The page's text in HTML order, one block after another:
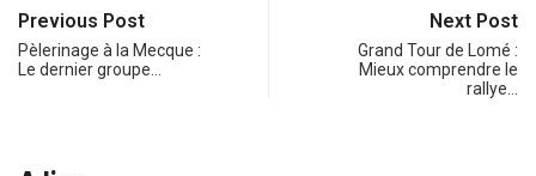
Previous Post
Pèlerinage à la Mecque :
Le dernier groupe…
Next Post
Grand Tour de Lomé :
Mieux comprendre le
rallye…